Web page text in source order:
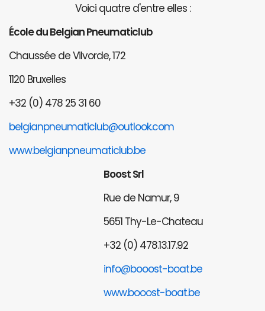
Voici quatre d'entre elles :
École du Belgian Pneumaticlub
Chaussée de Vilvorde, 172
1120 Bruxelles
+32 (0) 478 25 31 60
belgianpneumaticlub@outlook.com
www.belgianpneumaticlub.be
Boost Srl
Rue de Namur, 9
5651 Thy-Le-Chateau
+32 (0) 478.13.17.92
info@booost-boat.be
www.booost-boat.be